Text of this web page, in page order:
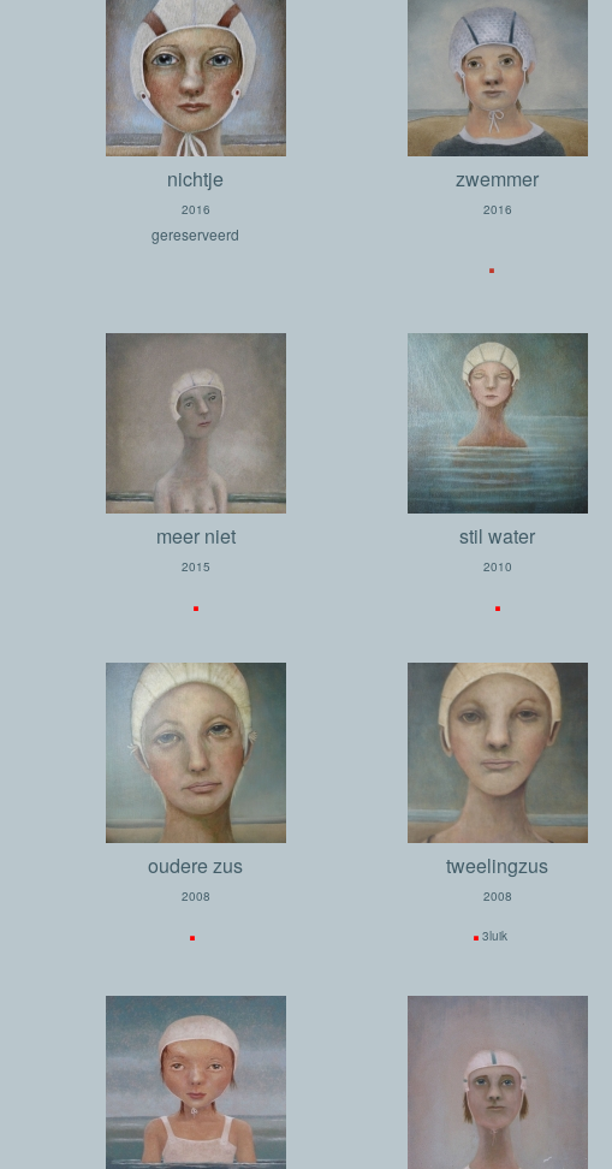
nichtje
2016
gereserveerd
zwemmer
2016
.
meer niet
2015
.
stil water
2010
.
oudere zus
2008
.
tweelingzus
2008
. 3luik